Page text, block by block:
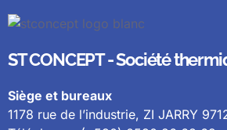
ST CONCEPT - Société
Siège et bureaux
1178 rue de l’industrie, ZI JARRY